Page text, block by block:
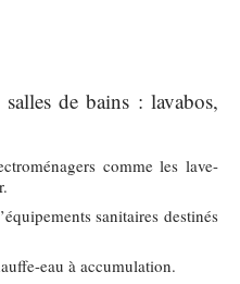
de bains : lavabos,
comme les lave-
sanitaires destinés
eau à accumulation.